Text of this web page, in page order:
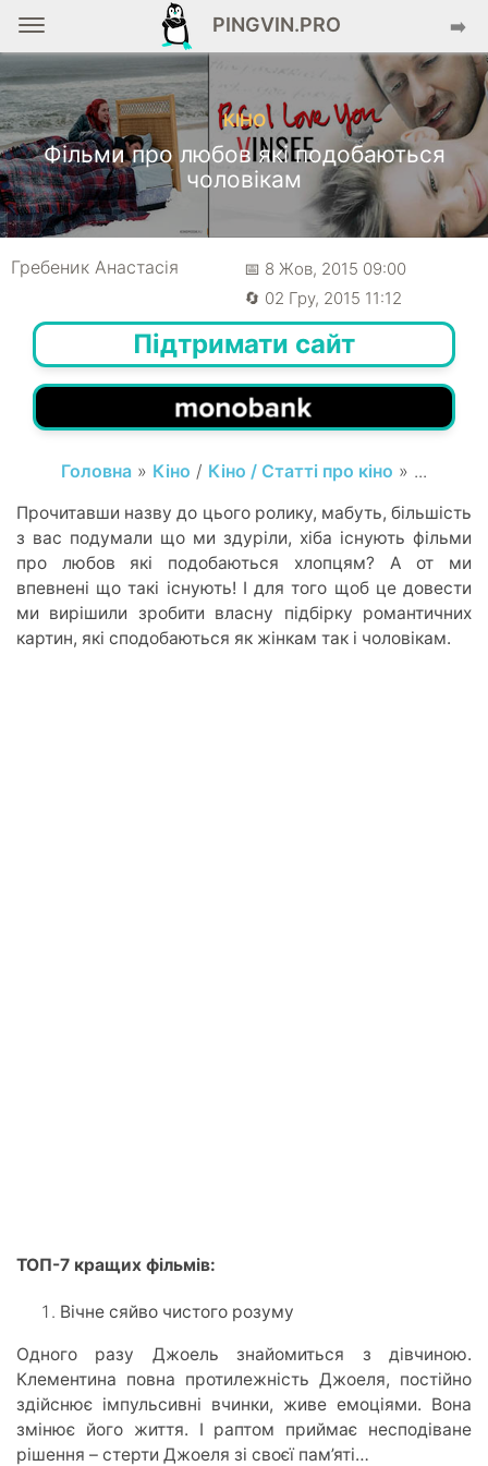
PINGVIN.PRO ➡️
КІНО
Фільми про любов які подобаються
чоловікам
Гребеник Анастасія
📅 8 Жов, 2015 09:00
🔄 02 Гру, 2015 11:12
Підтримати сайт
Головна » Кіно / Кіно / Статті про кіно » ...
Прочитавши назву до цього ролику, мабуть, більшість
з вас подумали що ми здуріли, хіба існують фільми
про любов які подобаються хлопцям? А от ми
впевнені що такі існують! І для того щоб це довести
ми вирішили зробити власну підбірку романтичних
картин, які сподобаються як жінкам так і чоловікам.
ТОП-7 кращих фільмів:
Вічне сяйво чистого розуму
Одного разу Джоель знайомиться з дівчиною.
Клементина повна протилежність Джоеля, постійно
здійснює імпульсивні вчинки, живе емоціями. Вона
змінює його життя. І раптом приймає несподіване
рішення – стерти Джоеля зі своєї пам’яті…